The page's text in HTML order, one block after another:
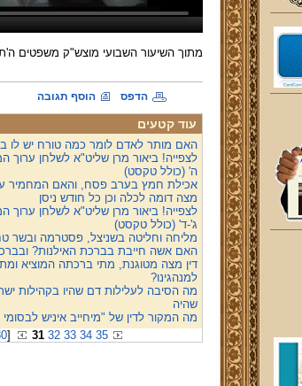
מתוך השיעור השבועי מוצש"ק משפטים
הדפס הוסף תגובה
עוד קטעים
האם מותר לאדם לומר כמה טורח יש לו
לצפייה! ביאור מרן שליט"א לשלחן ערוך
ה' (כולל טקסט)
אכילת חמץ בערב פסח, והאם המחמיר
מצה דומה לכלה וכן כל חודש ניסן
לצפייה! ביאור מרן שליט"א לשלחן ערוך
ג'-ד' (כולל טקסט)
מליחה וחליטה בשניצל, פסטרמה ובשר
האם אשה חייבת בברכת האילנות?
דין מצה מטוגנת, מתי ברכתה המוציא
למנהגינו?
מה הסיבה לעלילות דם שהיו בקהילות
שהיה
מה המקור לדין של "מיחייב איניש לבסומי
] 31 32 33 34 35